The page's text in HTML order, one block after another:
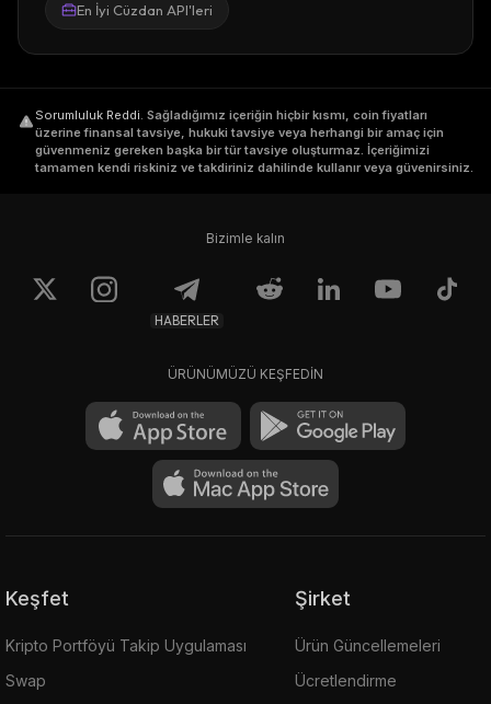
En İyi Cüzdan API'leri
Sorumluluk Reddi. Sağladığımız içeriğin hiçbir kısmı, coin fiyatları
üzerine finansal tavsiye, hukuki tavsiye veya herhangi bir amaç için
güvenmeniz gereken başka bir tür tavsiye oluşturmaz. İçeriğimizi
tamamen kendi riskiniz ve takdiriniz dahilinde kullanır veya güvenirsiniz.
Bizimle kalın
HABERLER
ÜRÜNÜMÜZÜ KEŞFEDİN
Keşfet
Kripto Portföyü Takip Uygulaması
Swap
Şirket
Ürün Güncellemeleri
Ücretlendirme